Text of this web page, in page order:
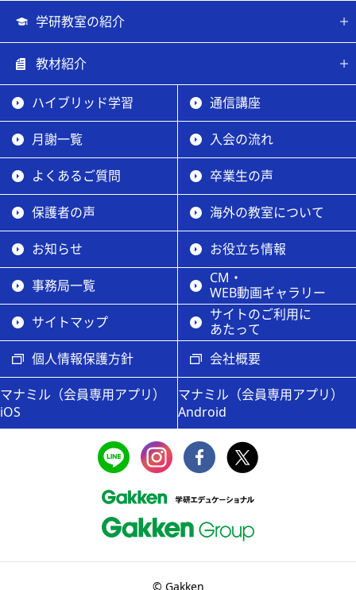
学研教室の紹介
教材紹介
ハイブリッド学習 通信講座
月謝一覧 入会の流れ
よくあるご質問 卒業生の声
保護者の声 海外の教室について
お知らせ お役立ち情報
事務局一覧
CM・
WEB動画ギャラリー
サイトマップ
サイトのご利用に
あたって
個人情報保護方針
会社概要
マナミル（会員専用アプリ）
iOS
マナミル（会員専用アプリ）
Android
© Gakken